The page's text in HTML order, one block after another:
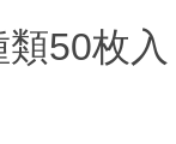
類50枚